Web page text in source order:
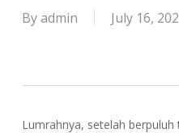
Byadmin July 16,
Lumrahnya, setelah berpuluh